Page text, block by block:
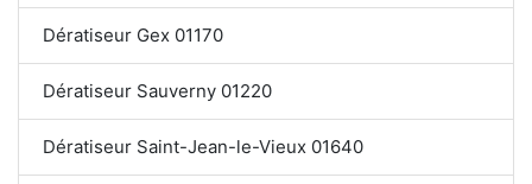
Dératiseur Gex 01170
Dératiseur Sauverny 01220
Dératiseur Saint-Jean-le-Vieux 01640